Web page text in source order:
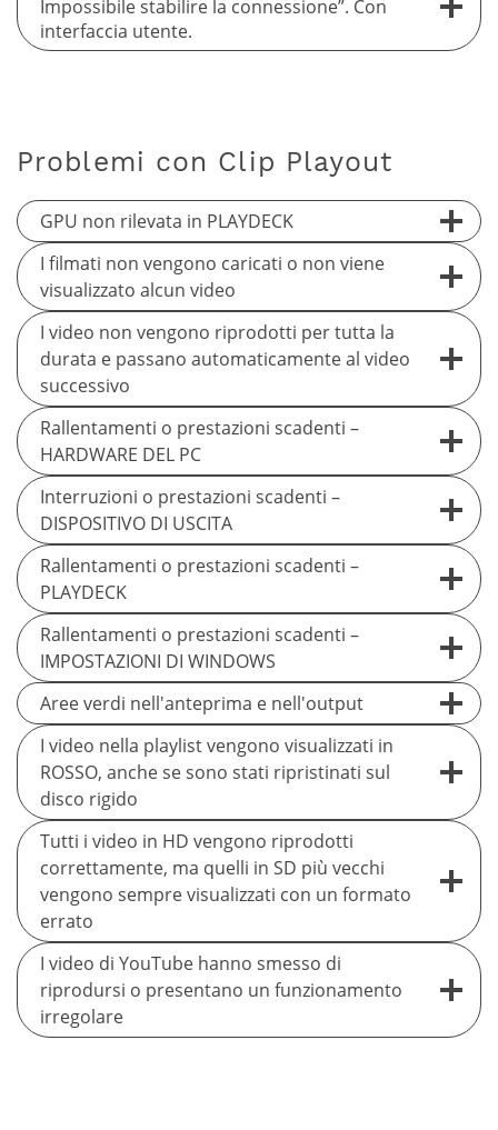
Impossibile stabilire la connessione”. Con
interfaccia utente.
Problemi con Clip Playout
GPU non rilevata in PLAYDECK
I filmati non vengono caricati o non viene
visualizzato alcun video
I video non vengono riprodotti per tutta la
durata e passano automaticamente al video
successivo
Rallentamenti o prestazioni scadenti –
HARDWARE DEL PC
Interruzioni o prestazioni scadenti –
DISPOSITIVO DI USCITA
Rallentamenti o prestazioni scadenti –
PLAYDECK
Rallentamenti o prestazioni scadenti –
IMPOSTAZIONI DI WINDOWS
Aree verdi nell'anteprima e nell'output
I video nella playlist vengono visualizzati in
ROSSO, anche se sono stati ripristinati sul
disco rigido
Tutti i video in HD vengono riprodotti
correttamente, ma quelli in SD più vecchi
vengono sempre visualizzati con un formato
errato
I video di YouTube hanno smesso di
riprodursi o presentano un funzionamento
irregolare